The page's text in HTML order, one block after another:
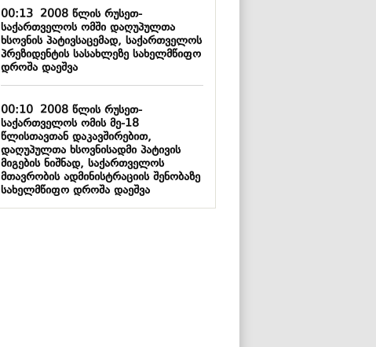
00:132008 წლის რუსეთ-
საქართველოს ომში დაღუპულთა
ხსოვნის პატივსაცემად, საქართველოს
პრეზიდენტის სასახლეზე სახელმწიფო
დროშა დაეშვა
00:102008 წლის რუსეთ-
საქართველოს ომის მე-18
წლისთავთან დაკავშირებით,
დაღუპულთა ხსოვნისადმი პატივის
მიგების ნიშნად, საქართველოს
მთავრობის ადმინისტრაციის შენობაზე
სახელმწიფო დროშა დაეშვა